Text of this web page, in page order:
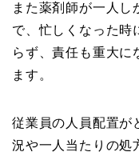
また薬剤師が一人し
で、忙しくなった時
らず、責任も重大に
ます。
従業員の人員配置が
況や一人当たりの処